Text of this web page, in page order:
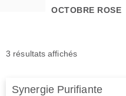
OCTOBRE ROSE
3 résultats affichés
Synergie Purifiante